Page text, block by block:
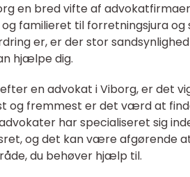
en bred vifte af
familieret til forretningsjura
er, er der stor
hjælpe dig.
efter en advokat i Viborg, er
og fremmest er det værd at
har specialiseret sig
og det kan være afgørende
du behøver hjælp til.